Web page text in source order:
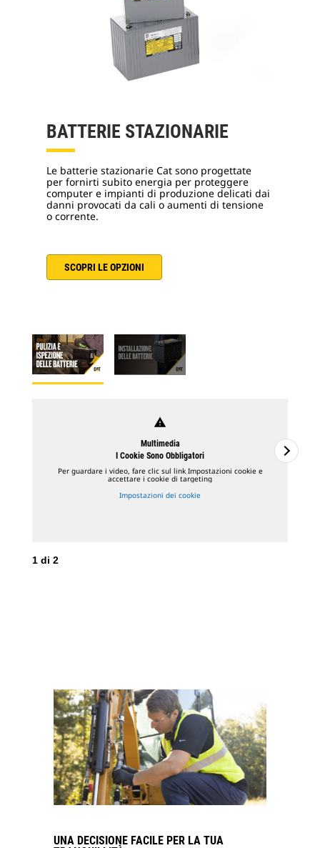
BATTERIE STAZIONARIE
Le batterie stazionarie Cat sono progettate
per fornirti subito energia per proteggere
computer e impianti di produzione delicati dai
danni provocati da cali o aumenti di tensione
o corrente.
SCOPRI LE OPZIONI
warning
Multimedia
I Cookie Sono Obbligatori
Per guardare i video, fare clic sul link Impostazioni cookie e
accettare i cookie di targeting
Impostazioni dei cookie
1 di 2
UNA DECISIONE FACILE PER LA TUA